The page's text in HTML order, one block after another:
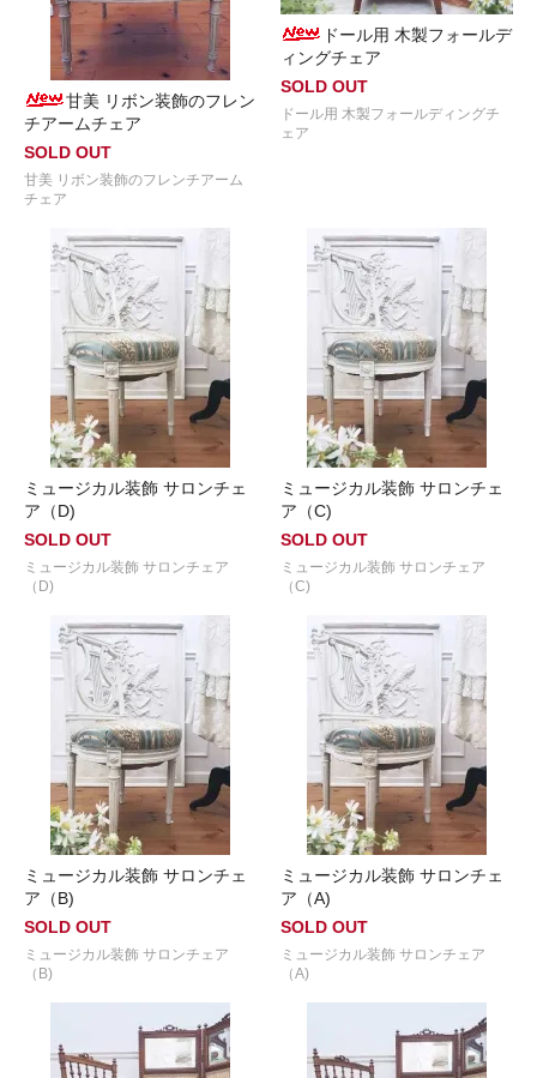
甘美 リボン装飾のフレン
チアームチェア
SOLD OUT
甘美 リボン装飾のフレンチアーム
チェア
ドール用 木製フォールデ
ィングチェア
SOLD OUT
ドール用 木製フォールディングチ
ェア
ミュージカル装飾 サロンチェ
ア（D)
SOLD OUT
ミュージカル装飾 サロンチェア
（D)
ミュージカル装飾 サロンチェ
ア（C)
SOLD OUT
ミュージカル装飾 サロンチェア
（C)
ミュージカル装飾 サロンチェ
ア（B)
SOLD OUT
ミュージカル装飾 サロンチェア
（B)
ミュージカル装飾 サロンチェ
ア（A)
SOLD OUT
ミュージカル装飾 サロンチェア
（A)